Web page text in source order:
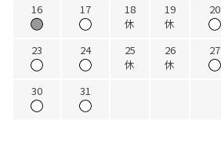
16 17
18
休
19
休
20
23 24
25
休
26
休
27
30 31